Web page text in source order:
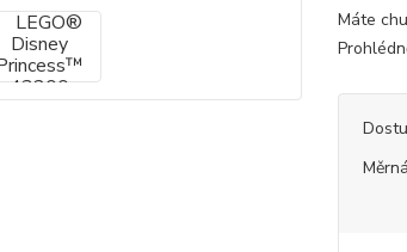
Máte